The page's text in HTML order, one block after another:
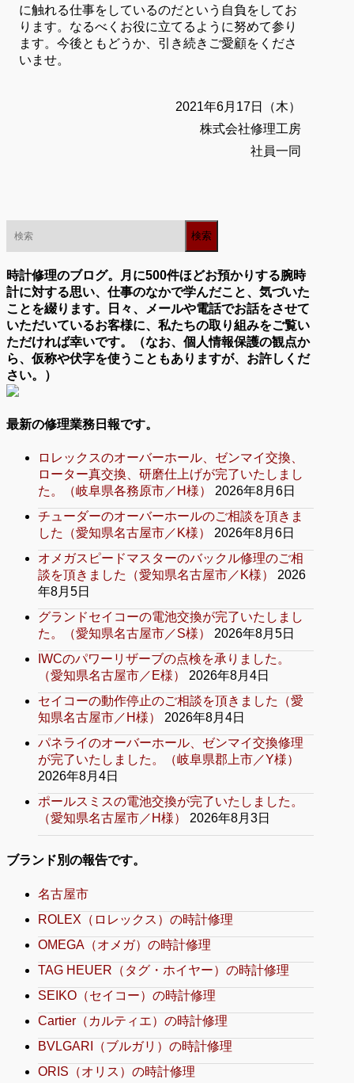
に触れる仕事をしているのだという自負をしてお
ります。なるべくお役に立てるように努めて参り
ます。今後ともどうか、引き続きご愛顧をくださ
いませ。
2021年6月17日（木）
株式会社修理工房
社員一同
時計修理のブログ。月に500件ほどお預かりする腕時
計に対する思い、仕事のなかで学んだこと、気づいた
ことを綴ります。日々、メールや電話でお話をさせて
いただいているお客様に、私たちの取り組みをご覧い
ただければ幸いです。（なお、個人情報保護の観点か
ら、仮称や伏字を使うこともありますが、お許しくだ
さい。）
最新の修理業務日報です。
ロレックスのオーバーホール、ゼンマイ交換、
ローター真交換、研磨仕上げが完了いたしまし
た。（岐阜県各務原市／H様）
2026年8月6日
チューダーのオーバーホールのご相談を頂きま
した（愛知県名古屋市／K様）
2026年8月6日
オメガスピードマスターのバックル修理のご相
談を頂きました（愛知県名古屋市／K様）
2026
年8月5日
グランドセイコーの電池交換が完了いたしまし
た。（愛知県名古屋市／S様）
2026年8月5日
IWCのパワーリザーブの点検を承りました。
（愛知県名古屋市／E様）
2026年8月4日
セイコーの動作停止のご相談を頂きました（愛
知県名古屋市／H様）
2026年8月4日
パネライのオーバーホール、ゼンマイ交換修理
が完了いたしました。（岐阜県郡上市／Y様）
2026年8月4日
ポールスミスの電池交換が完了いたしました。
（愛知県名古屋市／H様）
2026年8月3日
ブランド別の報告です。
名古屋市
ROLEX（ロレックス）の時計修理
OMEGA（オメガ）の時計修理
TAG HEUER（タグ・ホイヤー）の時計修理
SEIKO（セイコー）の時計修理
Cartier（カルティエ）の時計修理
BVLGARI（ブルガリ）の時計修理
ORIS（オリス）の時計修理